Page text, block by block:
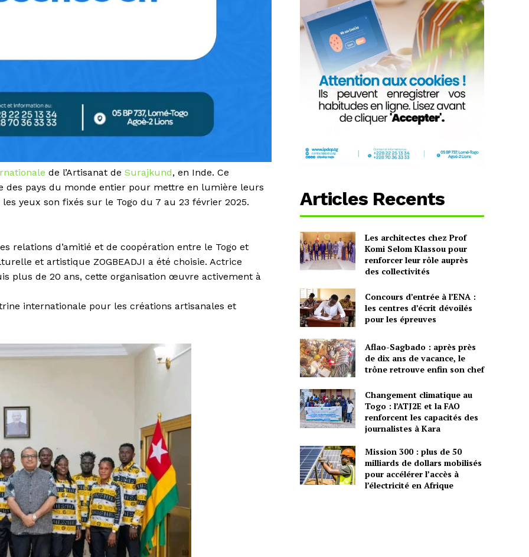
de l’Artisanat de Surajkund, en Inde. Ce
des pays du monde entier pour mettre en lumière leurs
yeux son fixés sur le Togo du 7 au 23 février 2025.
relations d’amitié et de coopération entre le Togo et
et artistique ZOGBEADJI a été choisie. Actrice
plus de 20 ans, cette organisation œuvre activement à
internationale pour les créations artisanales et
Articles Recents
Les architectes chez Prof
Komi Selom Klassou pour
renforcer leur rôle auprès
des collectivités
Concours d’entrée à l’ENA :
les centres d’écrit dévoilés
pour les épreuves
Aflao-Sagbado : après près
de dix ans de vacance, le
trône retrouve enfin son chef
Changement climatique au
Togo : l’ATJ2E et la FAO
renforcent les capacités des
journalistes à Kara
Mission 300 : plus de 50
milliards de dollars mobilisés
pour accélérer l’accès à
l’électricité en Afrique